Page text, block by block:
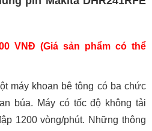
VNĐ (Giá sản phẩm có thể
máy khoan bê tông có ba chức
búa. Máy có tốc độ không tải
1200 vòng/phút. Những thông